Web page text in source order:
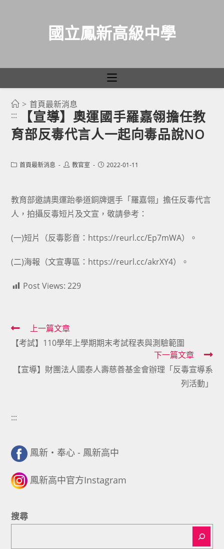
國立鳳新高級中學
> 首頁最新消息
:::
【宣導】奧運國手羅嘉翎擔任教
育部反毒代言人一起向毒品說NO
Post首頁最新消息
Post教官室
Post2022-01-11
教育部邀請奧運跆拳道銅牌選手「羅嘉翎」擔任反毒代言
人，拍攝反毒短片及文宣，敬請參考：
(一)短片（反毒影音： https://reurl.cc/Ep7mWA）。
(二)海報（文宣專區： https://reurl.cc/akrXY4）。
Post Views: 229
Read
more
articles
上一篇文章
【考試】110學年上學期期末考試程表與測驗範圍
下一篇文章
【宣導】財團法人國泰人壽慈善基金會辦理「反毒宣導系
列活動」
:::
鳳新・奉心 - 鳳新高中
鳳新高中官方Instagram
搜尋